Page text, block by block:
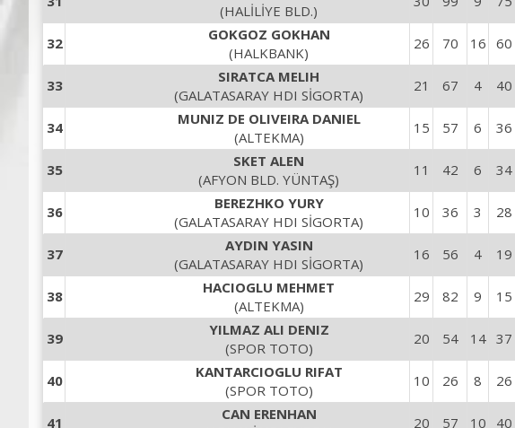
(HALİLİYE BLD.)
32
GOKGOZ GOKHAN
(HALKBANK)
26 70 16 60
33
SIRATCA MELIH
(GALATASARAY HDI SİGORTA)
21 67 4 40
34
MUNIZ DE OLIVEIRA DANIEL
(ALTEKMA)
15 57 6 36
35
SKET ALEN
(AFYON BLD. YÜNTAŞ)
11 42 6 34
36
BEREZHKO YURY
(GALATASARAY HDI SİGORTA)
10 36 3 28
37
AYDIN YASIN
(GALATASARAY HDI SİGORTA)
16 56 4 19
38
HACIOGLU MEHMET
(ALTEKMA)
29 82 9 15
39
YILMAZ ALI DENIZ
(SPOR TOTO)
20 54 14 37
40
KANTARCIOGLU RIFAT
(SPOR TOTO)
10 26 8 26
41
CAN ERENHAN
20 57 10 40